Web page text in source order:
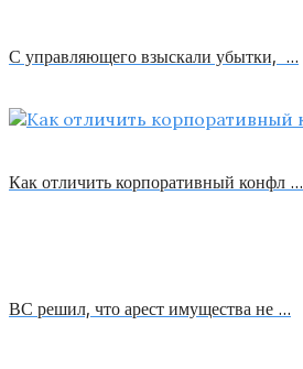
С управляющего взыскали убытки, …
Как отличить корпоративный конфл …
ВС решил, что арест имущества не …